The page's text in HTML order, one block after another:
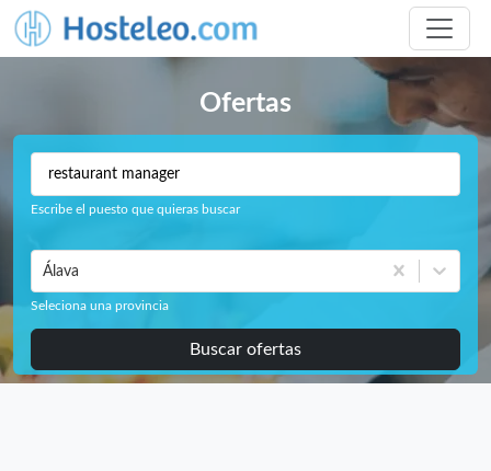
Ofertas
Escribe el puesto que quieras buscar
Álava
Seleciona una provincia
Buscar ofertas